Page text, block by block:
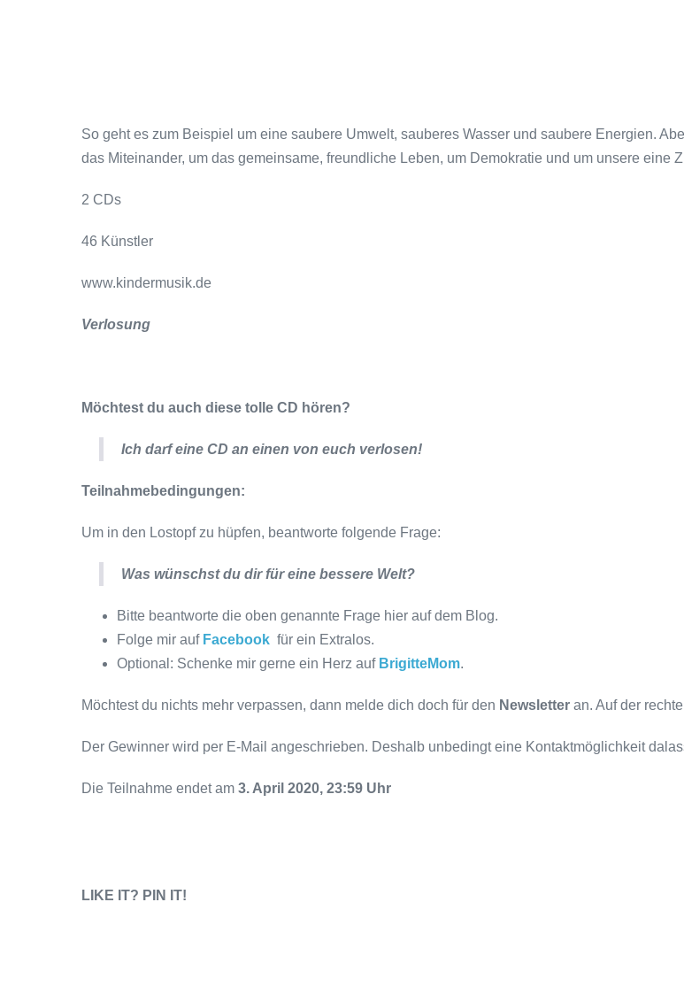
So geht es zum Beispiel um eine saubere Umwelt, sauberes Wasser und saubere Energien.
das Miteinander, um das gemeinsame, freundliche Leben, um Demokratie und um unsere eine
2 CDs
46 Künstler
www.kindermusik.de
Verlosung
Möchtest du auch diese tolle CD hören?
Ich darf eine CD an einen von euch verlosen!
Teilnahmebedingungen:
Um in den Lostopf zu hüpfen, beantworte folgende Frage:
Was wünschst du dir für eine bessere Welt?
Bitte beantworte die oben genannte Frage hier auf dem Blog.
Folge mir auf Facebook für ein Extralos.
Optional: Schenke mir gerne ein Herz auf BrigitteMom.
Möchtest du nichts mehr verpassen, dann melde dich doch für den Newsletter an. Auf der
Der Gewinner wird per E-Mail angeschrieben. Deshalb unbedingt eine Kontaktmöglichkeit
Die Teilnahme endet am 3. April 2020, 23:59 Uhr
LIKE IT? PIN IT!